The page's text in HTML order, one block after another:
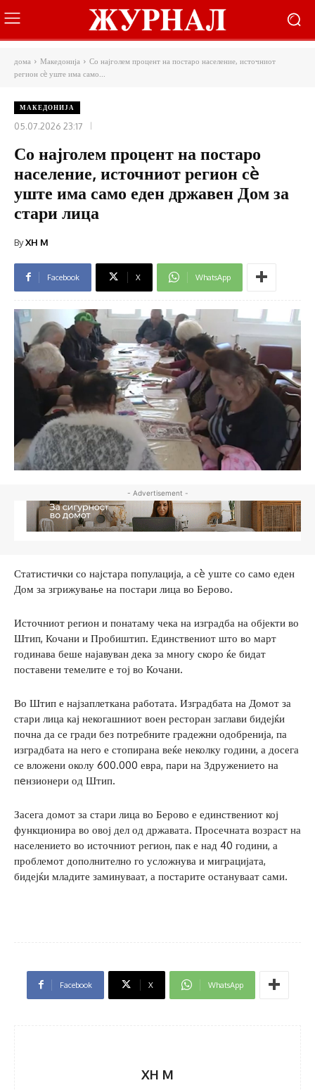
дома Македонија
Со најголем процент на постаро население, источниот
регион сè уште има само...
МАКЕДОНИЈА
05.07.2026 23:17
Со најголем процент на постаро
население, источниот регион сè
уште има само еден државен Дом за
стари лица
ByXH M
Facebook X WhatsApp
- Advertisement -
Статистички со најстара популација, а сè уште со само еден
Дом за згрижување на постари лица во Берово.
Источниот регион и понатаму чека на изградба на објекти во
Штип, Кочани и Пробиштип. Единствениот што во март
годинава беше најавуван дека за многу скоро ќе бидат
поставени темелите е тој во Кочани.
Во Штип е најзаплеткана работата. Изградбата на Домот за
стари лица кај некогашниот воен ресторан заглави бидејќи
почна да се гради без потребните градежни одобренија, па
изградбата на него е стопирана веќе неколку години, а досега
се вложени околу 600.000 евра, пари на Здружението на
пeнзионери од Штип.
Засега домот за стари лица во Берово е единствениот кој
функционира во овој дел од државата. Просечната возраст на
населението во источниот регион, пак е над 40 години, а
проблемот дополнително го усложнува и миграцијата,
бидејќи младите заминуваат, а постарите остануваат сами.
Facebook X WhatsApp
XH M